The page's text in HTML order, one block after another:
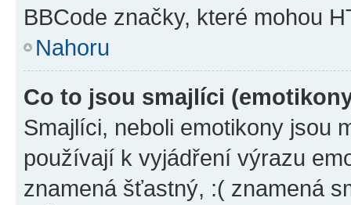
BBCode značky, které mohou
Nahoru
Co to jsou smajlíci
Smajlíci, neboli emotikony jsou
používají k vyjádření výrazu
znamená šťastný, :( znamená